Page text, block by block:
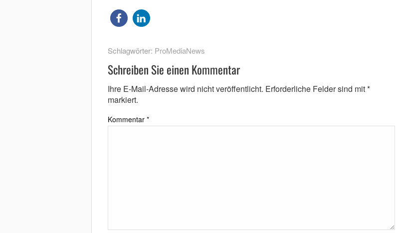
Schlagwörter: ProMediaNews
Schreiben Sie einen Kommentar
Ihre E-Mail-Adresse wird nicht veröffentlicht. Erforderliche Felder sind mit*
markiert.
Kommentar *